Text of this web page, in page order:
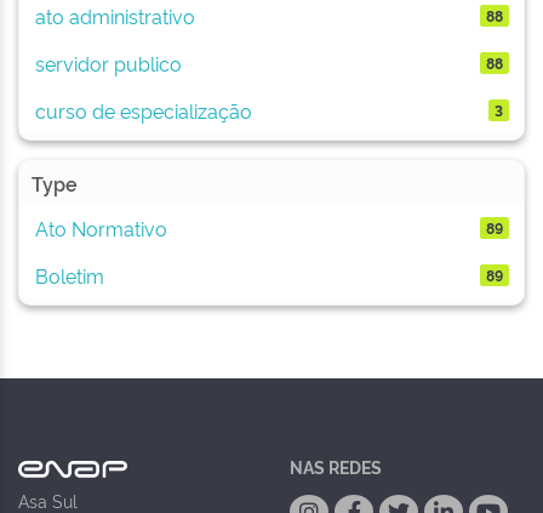
ato administrativo 88
servidor publico 88
curso de especialização 3
Type
Ato Normativo
89
Boletim 89
Asa Sul
NAS REDES